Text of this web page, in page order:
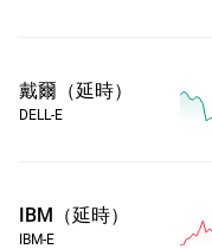
戴爾（延時）
DELL-E
IBM（延時）
IBM-E